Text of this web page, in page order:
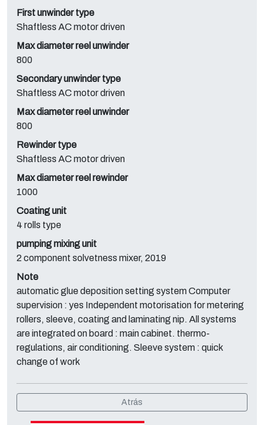
First unwinder type
Shaftless AC motor driven
Max diameter reel unwinder
800
Secondary unwinder type
Shaftless AC motor driven
Max diameter reel unwinder
800
Rewinder type
Shaftless AC motor driven
Max diameter reel rewinder
1000
Coating unit
4 rolls type
pumping mixing unit
2 component solvetness mixer, 2019
Note
automatic glue deposition setting system Computer
supervision : yes Independent motorisation for metering
rollers, sleeve, coating and laminating nip. All systems
are integrated on board : main cabinet. thermo-
regulations, air conditioning. Sleeve system : quick
change of work
Atrás